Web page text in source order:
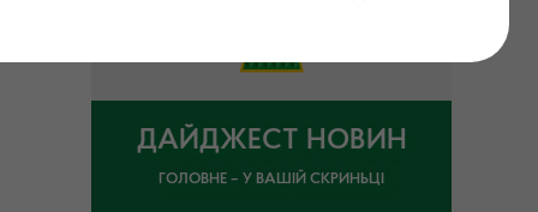
ДАЙДЖЕСТ НОВИН
ГОЛОВНЕ – У ВАШІЙ СКРИНЬЦІ